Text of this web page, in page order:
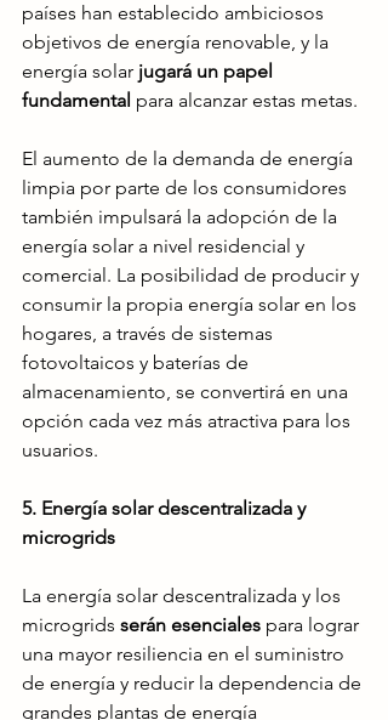
países han establecido ambiciosos
objetivos de energía renovable, y la
energía solar jugará un papel
fundamental para alcanzar estas metas.
El aumento de la demanda de energía
limpia por parte de los consumidores
también impulsará la adopción de la
energía solar a nivel residencial y
comercial. La posibilidad de producir y
consumir la propia energía solar en los
hogares, a través de sistemas
fotovoltaicos y baterías de
almacenamiento, se convertirá en una
opción cada vez más atractiva para los
usuarios.
5. Energía solar descentralizada y
microgrids
La energía solar descentralizada y los
microgrids serán esenciales para lograr
una mayor resiliencia en el suministro
de energía y reducir la dependencia de
grandes plantas de energía